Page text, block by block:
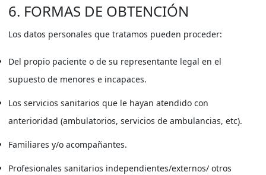
6. FORMAS DE OBTENCIÓN
Los datos personales que tratamos pueden proceder:
Del propio paciente o de su representante legal en el
supuesto de menores e incapaces.
Los servicios sanitarios que le hayan atendido con
anterioridad (ambulatorios, servicios de ambulancias, etc).
Familiares y/o acompañantes.
Profesionales sanitarios independientes/externos/ otros